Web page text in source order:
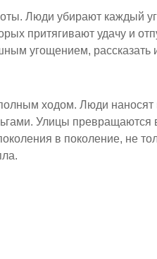
Люди убирают каждый
притягивают удачу и
угощением, рассказать
ходом. Люди
Улицы
в поколение, не